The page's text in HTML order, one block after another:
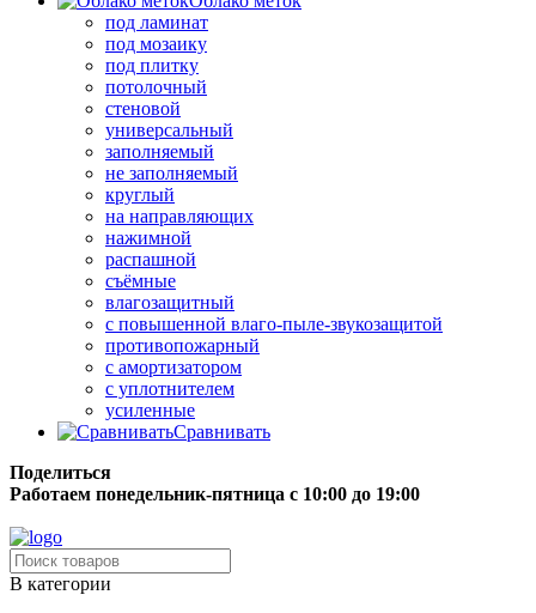
под ламинат
под мозаику
под плитку
потолочный
стеновой
универсальный
заполняемый
не заполняемый
круглый
на направляющих
нажимной
распашной
съёмные
влагозащитный
с повышенной влаго-пыле-звукозащитой
противопожарный
с амортизатором
с уплотнителем
усиленные
Сравнивать
Поделиться
Работаем понедельник-пятница с 10:00 до 19:00
В категории